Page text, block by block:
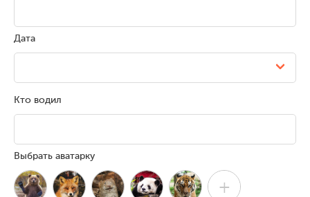
Дата
Кто водил
Выбрать аватарку
+